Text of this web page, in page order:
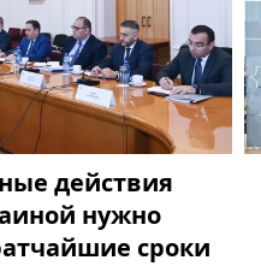
действия
нужно
сроки